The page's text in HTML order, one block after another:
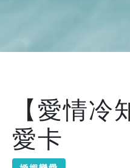
【愛情
愛卡